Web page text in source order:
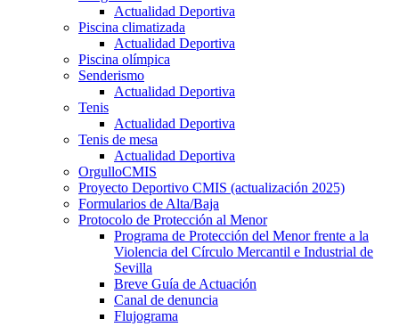
Actualidad Deportiva
Piscina climatizada
Actualidad Deportiva
Piscina olímpica
Senderismo
Actualidad Deportiva
Tenis
Actualidad Deportiva
Tenis de mesa
Actualidad Deportiva
OrgulloCMIS
Proyecto Deportivo CMIS (actualización 2025)
Formularios de Alta/Baja
Protocolo de Protección al Menor
Programa de Protección del Menor frente a la
Violencia del Círculo Mercantil e Industrial de
Sevilla
Breve Guía de Actuación
Canal de denuncia
Flujograma